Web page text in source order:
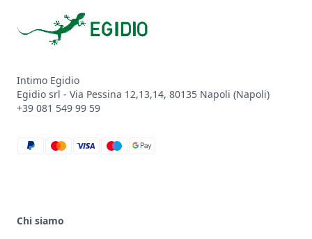
Intimo Egidio
Egidio srl - Via Pessina 12,13,14, 80135 Napoli (Napoli)
+39 081 549 99 59
paypal
mastercard
visa
maestro
google_pay
Chi siamo